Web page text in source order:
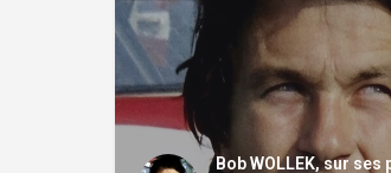
Bob WOLLEK, sur ses